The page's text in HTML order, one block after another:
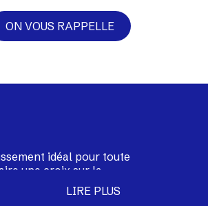
ON VOUS RAPPELLE
idéal pour toute
une croix sur la
une large gamme
de remorquage
LIRE PLUS